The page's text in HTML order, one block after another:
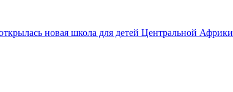
новая школа для детей Центральной Африки